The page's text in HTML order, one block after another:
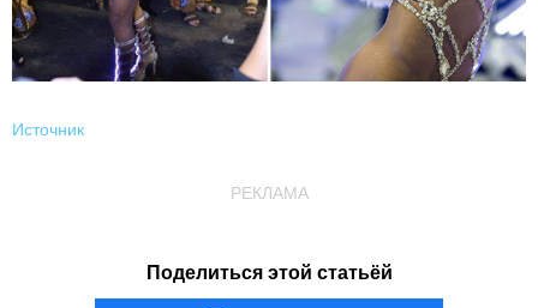
Источник
РЕКЛАМА
Поделиться этой статьёй